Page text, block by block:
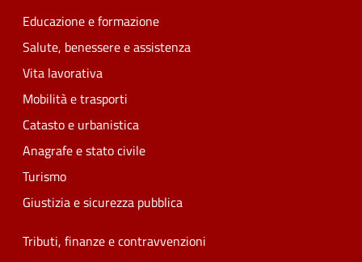
Educazione e formazione
Salute, benessere e assistenza
Vita lavorativa
Mobilità e trasporti
Catasto e urbanistica
Anagrafe e stato civile
Turismo
Giustizia e sicurezza pubblica
Tributi, finanze e contravvenzioni